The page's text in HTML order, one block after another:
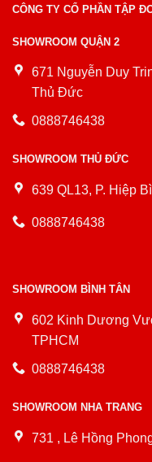
CÔNG TY CỔ PHẦN TẬP
SHOWROOM QUẬN 2
671 Nguyễn Duy
Thủ Đức
0888746438
SHOWROOM THỦ ĐỨC
639 QL13, P. Hiệp
0888746438
SHOWROOM BÌNH TÂN
602 Kinh Dương
TPHCM
0888746438
SHOWROOM NHA TRANG
731 , Lê Hồng